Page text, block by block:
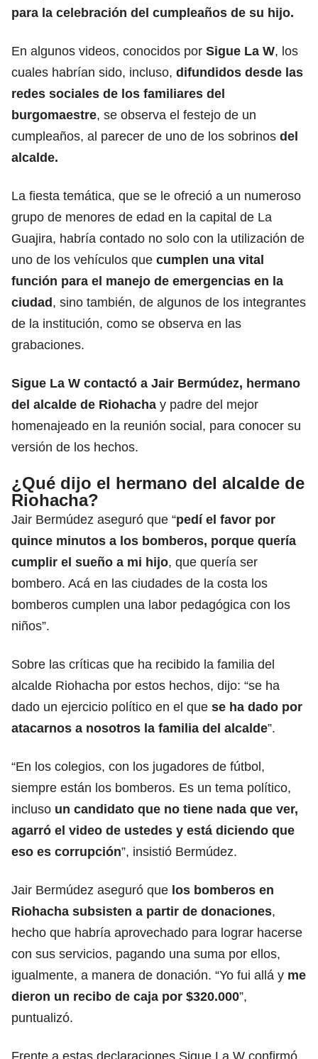
para la celebración del cumpleaños de su hijo.
En algunos videos, conocidos por Sigue La W, los
cuales habrían sido, incluso, difundidos desde las
redes sociales de los familiares del
burgomaestre, se observa el festejo de un
cumpleaños, al parecer de uno de los sobrinos del
alcalde.
La fiesta temática, que se le ofreció a un numeroso
grupo de menores de edad en la capital de La
Guajira, habría contado no solo con la utilización de
uno de los vehículos que cumplen una vital
función para el manejo de emergencias en la
ciudad, sino también, de algunos de los integrantes
de la institución, como se observa en las
grabaciones.
Sigue La W contactó a Jair Bermúdez, hermano
del alcalde de Riohacha y padre del mejor
homenajeado en la reunión social, para conocer su
versión de los hechos.
¿Qué dijo el hermano del alcalde de
Riohacha?
Jair Bermúdez aseguró que “pedí el favor por
quince minutos a los bomberos, porque quería
cumplir el sueño a mi hijo, que quería ser
bombero. Acá en las ciudades de la costa los
bomberos cumplen una labor pedagógica con los
niños”.
Sobre las críticas que ha recibido la familia del
alcalde Riohacha por estos hechos, dijo: “se ha
dado un ejercicio político en el que se ha dado por
atacarnos a nosotros la familia del alcalde”.
“En los colegios, con los jugadores de fútbol,
siempre están los bomberos. Es un tema político,
incluso un candidato que no tiene nada que ver,
agarró el video de ustedes y está diciendo que
eso es corrupción”, insistió Bermúdez.
Jair Bermúdez aseguró que los bomberos en
Riohacha subsisten a partir de donaciones,
hecho que habría aprovechado para lograr hacerse
con sus servicios, pagando una suma por ellos,
igualmente, a manera de donación. “Yo fui allá y me
dieron un recibo de caja por $320.000”,
puntualizó.
Frente a estas declaraciones Sigue La W confirmó